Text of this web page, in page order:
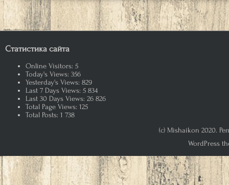
Статистика сайта
Online Visitors: 5
Today's Views: 356
Yesterday's Views: 829
Last 7 Days Views: 5 834
Last 30 Days Views: 26 826
Total Page Views: 125
Total Posts: 1 738
(c) Mishaikon 2020.
WordPress